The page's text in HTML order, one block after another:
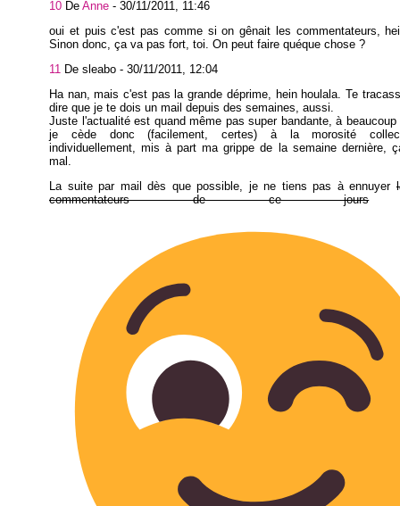
10 De Anne - 30/11/2011, 11:46
oui et puis c'est pas comme si on gênait les commentateurs,
Sinon donc, ça va pas fort, toi. On peut faire quéque chose ?
11 De sleabo - 30/11/2011, 12:04
Ha nan, mais c'est pas la grande déprime, hein houlala. Te
dire que je te dois un mail depuis des semaines, aussi.
Juste l'actualité est quand même pas super bandante, à
je cède donc (facilement, certes) à la morosité
individuellement, mis à part ma grippe de la semaine dernière,
mal.
La suite par mail dès que possible, je ne tiens pas à ennuyer
commentateurs de ce jours